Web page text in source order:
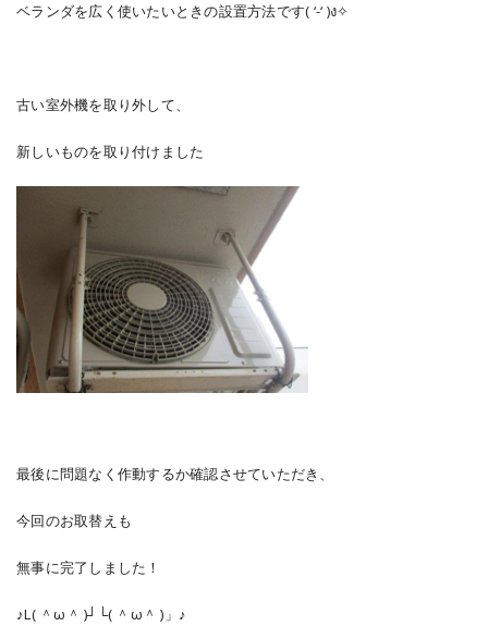
ベランダを広く使いたいときの設置方法です( ‘-‘ )ง✧
古い室外機を取り外して、
新しいものを取り付けました
最後に問題なく作動するか確認させていただき、
今回のお取替えも
無事に完了しました！
♪L( ＾ω＾ )┘└( ＾ω＾ )」♪